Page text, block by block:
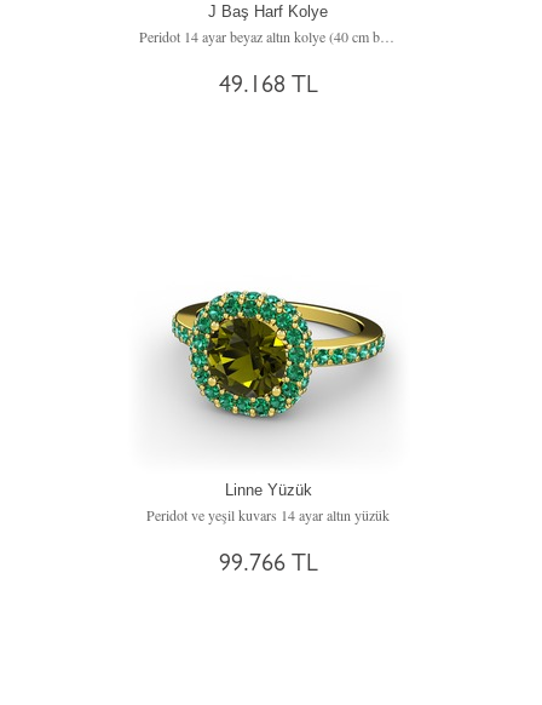
J Baş Harf Kolye
Peridot 14 ayar beyaz altın kolye (40 cm beyaz altın rolo zincir)
49.168 TL
Linne Yüzük
Peridot ve yeşil kuvars 14 ayar altın yüzük
99.766 TL